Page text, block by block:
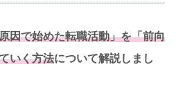
因で始めた転職活動」を「前向
いく方法について解説しまし